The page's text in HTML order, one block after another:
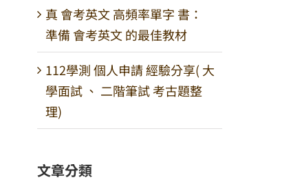
真 會考英文 高頻率單字 書：
準備 會考英文 的最佳教材
112學測 個人申請 經驗分享( 大
學面試 、 二階筆試 考古題整
理)
文章分類